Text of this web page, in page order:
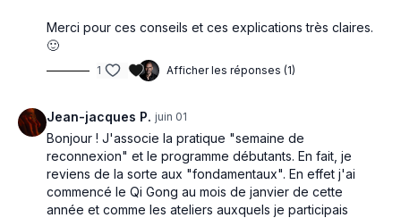
Cette recherche du rythme juste est fondamentale : elle
installe unestabilité intérieure
, favorise la détente et
prépare le terrain pour approfondir la fluidité et la circulation
de l’énergie dans les semaines suivantes.
Durée et rythme de pratique
Chaque séance dure entre10 et 15 minutes, un format idéal
pour une intégration quotidienne.
Il est conseillé de pratiquertous les joursde la semaine, ou
au minimum2 à 3 fois , afin de ressentir les premiers bienfaits.
Merci pour ces conseils et ces explications très claires.
🙂
1 Afficher les réponses (1)
Jean-jacques P. juin 01
Bonjour ! J'associe la pratique "semaine de
reconnexion" et le programme débutants. En fait, je
reviens de la sorte aux "fondamentaux". En effet j'ai
commencé le Qi Gong au mois de janvier de cette
année et comme les ateliers auxquels je participais